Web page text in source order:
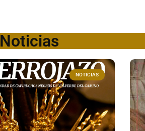
Noticias
NOTICIAS